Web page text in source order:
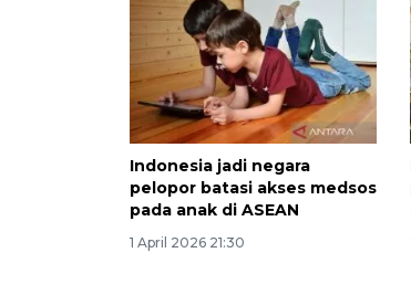
Indonesia jadi negara
pelopor batasi akses medsos
pada anak di ASEAN
1 April 2026 21:30